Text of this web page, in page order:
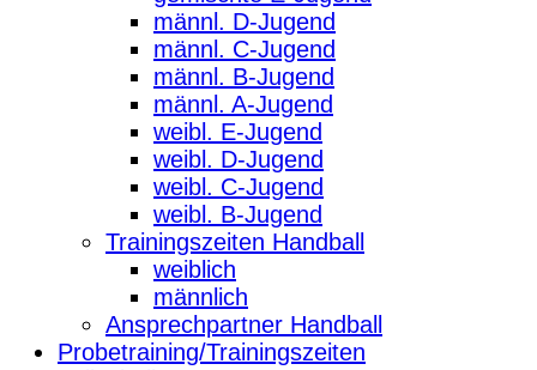
männl. D-Jugend
männl. C-Jugend
männl. B-Jugend
männl. A-Jugend
weibl. E-Jugend
weibl. D-Jugend
weibl. C-Jugend
weibl. B-Jugend
Trainingszeiten Handball
weiblich
männlich
Ansprechpartner Handball
Probetraining/Trainingszeiten